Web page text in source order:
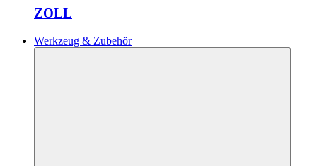
ZOLL
Werkzeug & Zubehör